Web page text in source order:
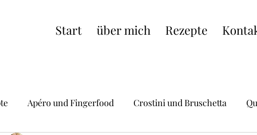
Start über mich Rezepte
Apéro und Fingerfood Crostini und Bruschetta